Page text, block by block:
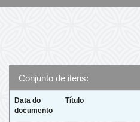
Conjunto de itens:
Data do
documento
Título